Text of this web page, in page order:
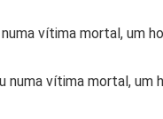
vítima mortal, um
numa vítima mortal, um